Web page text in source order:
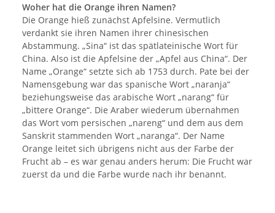
Woher hat die Orange ihren Namen?
Die Orange hieß zunächst Apfelsine. Vermutlich
verdankt sie ihren Namen ihrer chinesischen
Abstammung. „Sina“ ist das spätlateinische Wort für
China. Also ist die Apfelsine der „Apfel aus China“. Der
Name „Orange“ setzte sich ab 1753 durch. Pate bei der
Namensgebung war das spanische Wort „naranja“
beziehungsweise das arabische Wort „narang“ für
„bittere Orange“. Die Araber wiederum übernahmen
das Wort vom persischen „nareng“ und dem aus dem
Sanskrit stammenden Wort „naranga“. Der Name
Orange leitet sich übrigens nicht aus der Farbe der
Frucht ab – es war genau anders herum: Die Frucht war
zuerst da und die Farbe wurde nach ihr benannt.